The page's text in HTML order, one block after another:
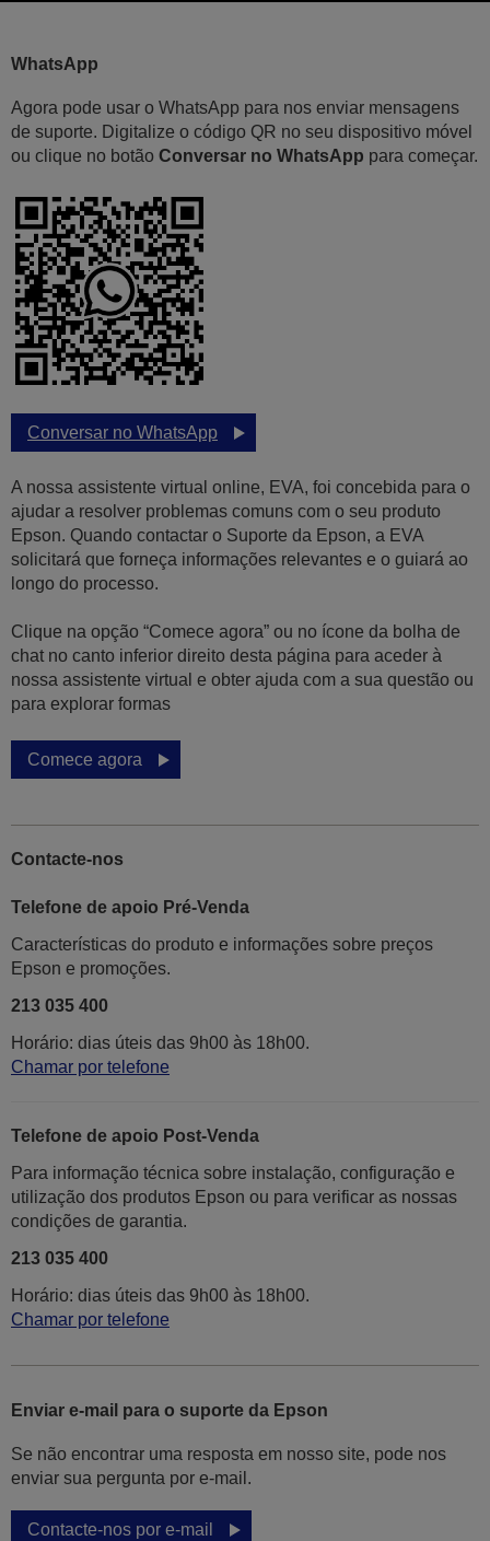
WhatsApp
Agora pode usar o WhatsApp para nos enviar mensagens
de suporte. Digitalize o código QR no seu dispositivo móvel
ou clique no botão Conversar no WhatsApp para começar.
Conversar no WhatsApp
A nossa assistente virtual online, EVA, foi concebida para o
ajudar a resolver problemas comuns com o seu produto
Epson. Quando contactar o Suporte da Epson, a EVA
solicitará que forneça informações relevantes e o guiará ao
longo do processo.
Clique na opção “Comece agora” ou no ícone da bolha de
chat no canto inferior direito desta página para aceder à
nossa assistente virtual e obter ajuda com a sua questão ou
para explorar formas
Comece agora
Contacte-nos
Telefone de apoio Pré-Venda
Características do produto e informações sobre preços
Epson e promoções.
213 035 400
Horário: dias úteis das 9h00 às 18h00.
Chamar por telefone
Telefone de apoio Post-Venda
Para informação técnica sobre instalação, configuração e
utilização dos produtos Epson ou para verificar as nossas
condições de garantia.
213 035 400
Horário: dias úteis das 9h00 às 18h00.
Chamar por telefone
Enviar e-mail para o suporte da Epson
Se não encontrar uma resposta em nosso site, pode nos
enviar sua pergunta por e-mail.
Contacte-nos por e-mail